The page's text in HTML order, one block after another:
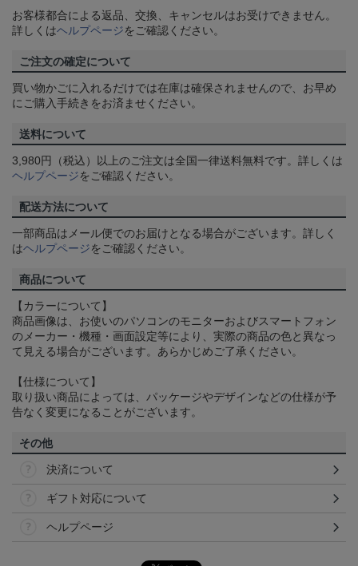
お客様都合による返品、交換、キャンセルはお受けできません。
詳しくはヘルプページをご確認ください。
ご注文の確定について
買い物かごに入れるだけでは在庫は確保されませんので、お早め
にご購入手続きをお済ませください。
送料について
3,980円（税込）以上のご注文は全国一律送料無料です。詳しくは
ヘルプページをご確認ください。
配送方法について
一部商品はメール便でのお届けとなる場合がございます。詳しく
はヘルプページをご確認ください。
商品について
【カラーについて】
商品画像は、お使いのパソコンのモニターおよびスマートフォン
のメーカー・機種・画面設定等により、実際の商品の色と異なっ
て見える場合がございます。あらかじめご了承ください。
【仕様について】
取り扱い商品によっては、パッケージやデザインなどの仕様が予
告なく変更になることがございます。
その他
決済について
ギフト対応について
ヘルプページ